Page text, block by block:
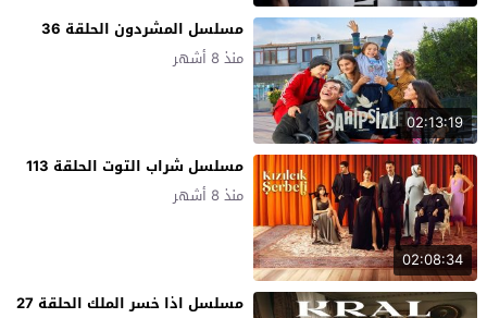
02:13:19
مسلسل المشردون الحلقة 36
منذ 8 أشهر
02:08:34
مسلسل شراب التوت الحلقة 113
منذ 8 أشهر
مسلسل اذا خسر الملك الحلقة 27